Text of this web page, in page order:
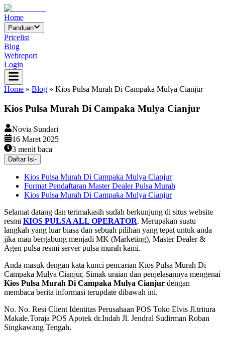
Home
Panduan
Pricelist
Blog
Webreport
Login
Home » Blog » Kios Pulsa Murah Di Campaka Mulya Cianjur
Kios Pulsa Murah Di Campaka Mulya Cianjur
Novia Sundari
16 Maret 2025
3 menit baca
Daftar Isi-
Kios Pulsa Murah Di Campaka Mulya Cianjur
Format Pendaftaran Master Dealer Pulsa Murah
Kios Pulsa Murah Di Campaka Mulya Cianjur
Selamat datang dan terimakasih sudah berkunjung di situs website
resmi KIOS PULSA ALL OPERATOR. Merupakan suatu
langkah yang luar biasa dan sebuah pilihan yang tepat untuk anda
jika mau bergabung menjadi MK (Marketing), Master Dealer &
Agen pulsa resmi server pulsa murah kami.
Anda masuk dengan kata kunci pencarian Kios Pulsa Murah Di
Campaka Mulya Cianjur, Simak uraian dan penjelasannya mengenai
Kios Pulsa Murah Di Campaka Mulya Cianjur dengan
membaca berita informasi terupdate dibawah ini.
No. No. Resi Client Identitas Perusahaan POS Toko Elvis Jl.tritura
Makale.Toraja POS Apotek dr.Indah Jl. Jendral Sudirman Roban
Singkawang Tengah.